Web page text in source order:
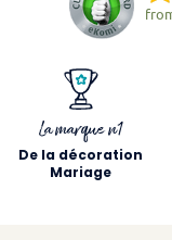
La marque n1
De la décoration
Mariage